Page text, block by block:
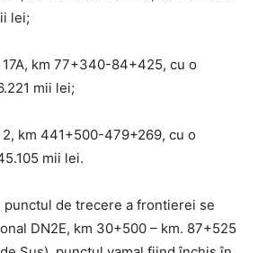
lei;
km 77+340-84+425, cu o
mii lei;
km 441+500-479+269, cu o
mii lei.
de trecere a frontierei se
DN2E, km 30+500 – km. 87+525